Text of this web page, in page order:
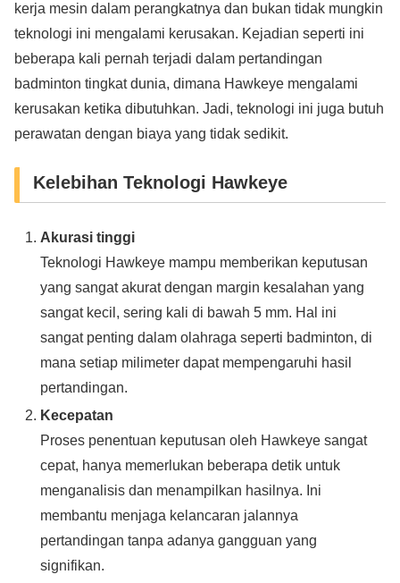
kerja mesin dalam perangkatnya dan bukan tidak mungkin
teknologi ini mengalami kerusakan. Kejadian seperti ini
beberapa kali pernah terjadi dalam pertandingan
badminton tingkat dunia, dimana Hawkeye mengalami
kerusakan ketika dibutuhkan. Jadi, teknologi ini juga butuh
perawatan dengan biaya yang tidak sedikit.
Kelebihan Teknologi Hawkeye
Akurasi tinggi
Teknologi Hawkeye mampu memberikan keputusan
yang sangat akurat dengan margin kesalahan yang
sangat kecil, sering kali di bawah 5 mm. Hal ini
sangat penting dalam olahraga seperti badminton, di
mana setiap milimeter dapat mempengaruhi hasil
pertandingan.
Kecepatan
Proses penentuan keputusan oleh Hawkeye sangat
cepat, hanya memerlukan beberapa detik untuk
menganalisis dan menampilkan hasilnya. Ini
membantu menjaga kelancaran jalannya
pertandingan tanpa adanya gangguan yang
signifikan.